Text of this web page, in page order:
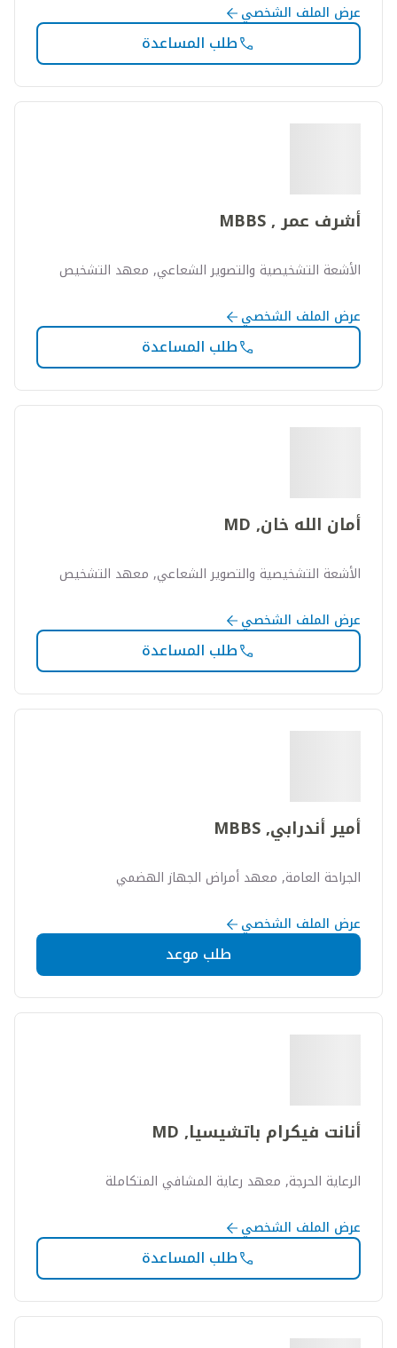
عرض الملف الشخصي
طلب المساعدة
أشرف عمر , MBBS
الأشعة التشخيصية والتصوير الشعاعي, معهد التشخيص
عرض الملف الشخصي
طلب المساعدة
أمان الله خان, MD
الأشعة التشخيصية والتصوير الشعاعي, معهد التشخيص
عرض الملف الشخصي
طلب المساعدة
أمير أندرابي, MBBS
الجراحة العامة, معهد أمراض الجهاز الهضمي
عرض الملف الشخصي
طلب موعد
أنانت فيكرام باتشيسيا, MD
الرعاية الحرجة, معهد رعاية المشافي المتكاملة
عرض الملف الشخصي
طلب المساعدة